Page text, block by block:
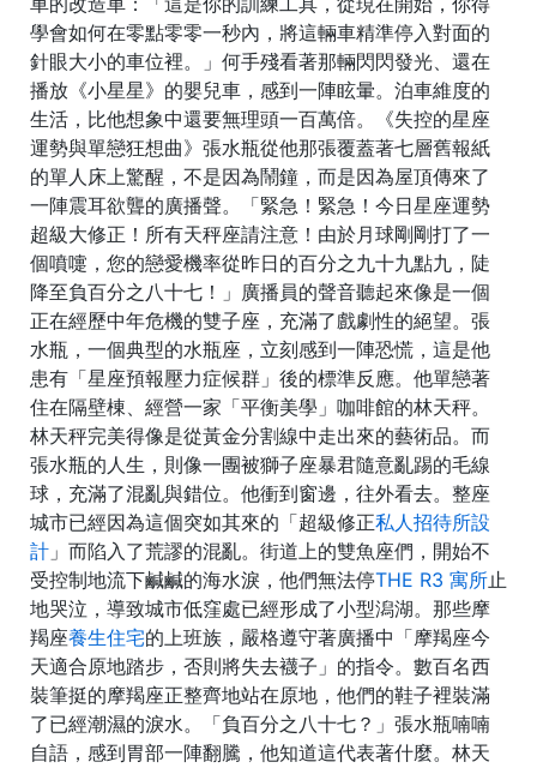
學會如何在零點零零一秒內，將這輛車精準停入對面的
針眼大小的車位裡。」何手殘看著那輛閃閃發光、還在
播放《小星星》的嬰兒車，感到一陣眩暈。泊車維度的
生活，比他想象中還要無理頭一百萬倍。《失控的星座
運勢與單戀狂想曲》張水瓶從他那張覆蓋著七層舊報紙
的單人床上驚醒，不是因為鬧鐘，而是因為屋頂傳來了
一陣震耳欲聾的廣播聲。「緊急！緊急！今日星座運勢
超級大修正！所有天秤座請注意！由於月球剛剛打了一
個噴嚏，您的戀愛機率從昨日的百分之九十九點九，陡
降至負百分之八十七！」廣播員的聲音聽起來像是一個
正在經歷中年危機的雙子座，充滿了戲劇性的絕望。張
水瓶，一個典型的水瓶座，立刻感到一陣恐慌，這是他
患有「星座預報壓力症候群」後的標準反應。他單戀著
住在隔壁棟、經營一家「平衡美學」咖啡館的林天秤。
林天秤完美得像是從黃金分割線中走出來的藝術品。而
張水瓶的人生，則像一團被獅子座暴君隨意亂踢的毛線
球，充滿了混亂與錯位。他衝到窗邊，往外看去。整座
城市已經因為這個突如其來的「超級修正私人招待所設
計 」而陷入了荒謬的混亂。街道上的雙魚座們，開始不
受控制地流下鹹鹹的海水淚，他們無法停THE R3 寓所止
地哭泣，導致城市低窪處已經形成了小型潟湖。那些摩
羯座養生住宅的上班族，嚴格遵守著廣播中「摩羯座今
天適合原地踏步，否則將失去襪子」的指令。數百名西
裝筆挺的摩羯座正整齊地站在原地，他們的鞋子裡裝滿
了已經潮濕的淚水。「負百分之八十七？」張水瓶喃喃
自語，感到胃部一陣翻騰，他知道這代表著什麼。林天